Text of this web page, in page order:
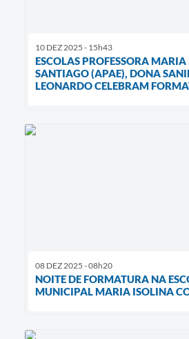
10 DEZ 2025 - 15h43
ESCOLAS PROFESSORA
SANTIAGO (APAE), DONA
LEONARDO CELEBRAM
08 DEZ 2025 - 08h20
NOITE DE FORMATURA NA
MUNICIPAL MARIA ISOLINA